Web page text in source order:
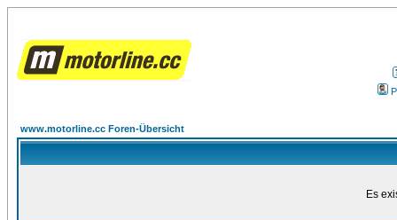
www.motorline.cc Foren-Übersicht
Es